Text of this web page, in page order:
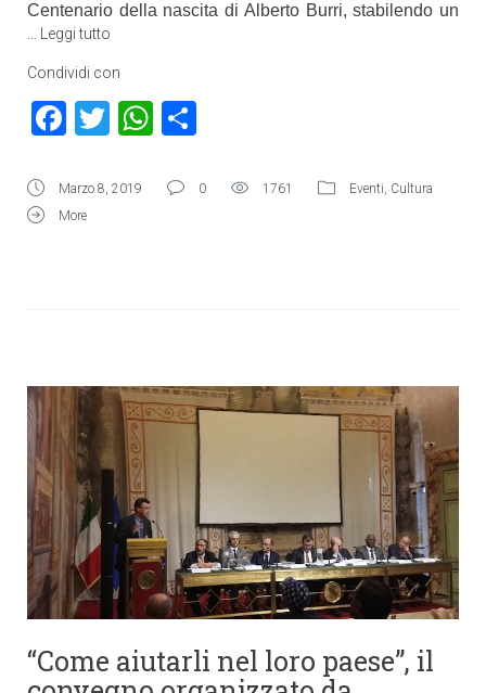
Centenario della nascita di Alberto Burri, stabilendo un
Leggi tutto
Condividi con
Facebook
TwitterWhatsApp
Marzo 8, 2019 0 1761 Eventi, Cultura
More
“Come aiutarli nel loro paese”, il